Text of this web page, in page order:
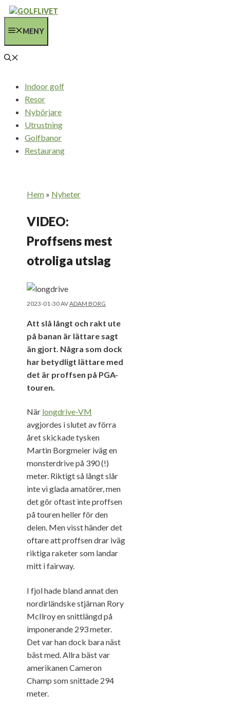
Hoppa
innehållMENY
Indoor golf
Resor
Nybörjare
Utrustning
Golfbanor
Restaurang
Hem » Nyheter
VIDEO:
Proffsens mest
otroliga utslag
2023-01-30AVADAM BORG
Att slå långt och rakt ute
på banan är lättare sagt
än gjort. Några som dock
har betydligt lättare med
det är proffsen på PGA-
touren.
När longdrive-VM
avgjordes i slutet av förra
året skickade tysken
Martin Borgmeier iväg en
monsterdrive på 390 (!)
meter. Riktigt så långt slår
inte vi glada amatörer, men
det gör oftast inte proffsen
på touren heller för den
delen. Men visst händer det
oftare att proffsen drar iväg
riktiga raketer som landar
mitt i fairway.
I fjol hade bland annat den
nordirländske stjärnan Rory
McIlroy en snittlängd på
imponerande 293 meter.
Det var han dock bara näst
bäst med. Allra bäst var
amerikanen Cameron
Champ som snittade 294
meter.